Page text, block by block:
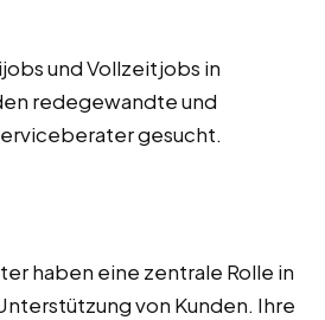
und Vollzeitjobs in
redegewandte und
gesucht.
haben eine zentrale Rolle in
von Kunden. Ihre